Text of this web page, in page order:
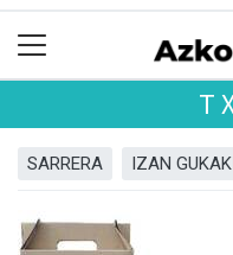
SARRERA IZAN